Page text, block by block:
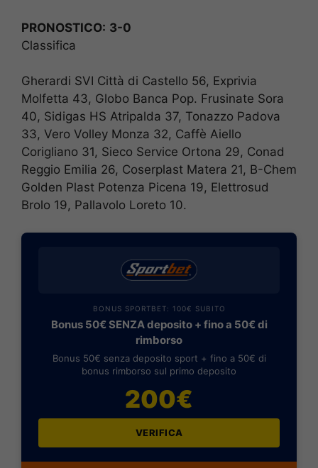
PRONOSTICO: 3-0
Classifica
Gherardi SVI Città di Castello 56, Exprivia
Molfetta 43, Globo Banca Pop. Frusinate Sora
40, Sidigas HS Atripalda 37, Tonazzo Padova
33, Vero Volley Monza 32, Caffè Aiello
Corigliano 31, Sieco Service Ortona 29, Conad
Reggio Emilia 26, Coserplast Matera 21, B-Chem
Golden Plast Potenza Picena 19, Elettrosud
Brolo 19, Pallavolo Loreto 10.
BONUS SPORTBET: 100€ SUBITO
Bonus 50€ SENZA deposito + fino a 50€ di
rimborso
Bonus 50€ senza deposito sport + fino a 50€ di
bonus rimborso sul primo deposito
200€
VERIFICA